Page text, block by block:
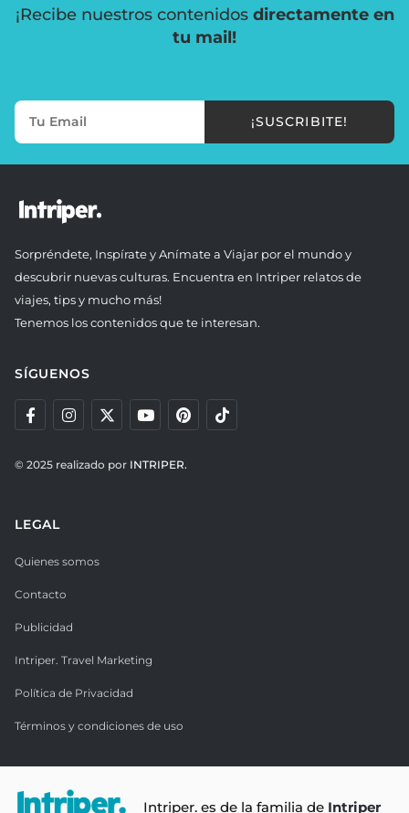
¡Recibe nuestros contenidos directamente en
tu mail!
¡SUSCRIBITE!
Sorpréndete, Inspírate y Anímate a Viajar por el mundo y
descubrir nuevas culturas. Encuentra en Intriper relatos de
viajes, tips y mucho más!
Tenemos los contenidos que te interesan.
SÍGUENOS
© 2025 realizado por INTRIPER.
LEGAL
Quienes somos
Contacto
Publicidad
Intriper. Travel Marketing
Política de Privacidad
Términos y condiciones de uso
Intriper. es de la familia de Intriper